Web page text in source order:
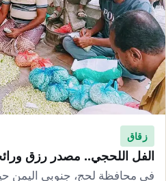
زقاق
الفل اللحجي.. مصدر رزق
في محافظة لحج، جنوبي اليمن